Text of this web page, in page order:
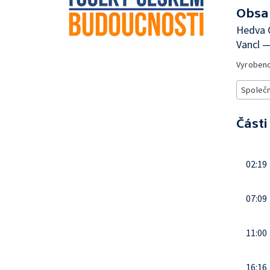
Vancl
02:19
07:09
11:00
16:16